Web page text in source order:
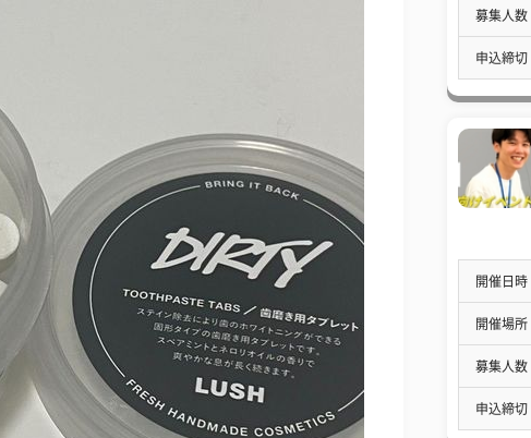
募集人数
申込締切
開催日時
開催場所
募集人数
申込締切